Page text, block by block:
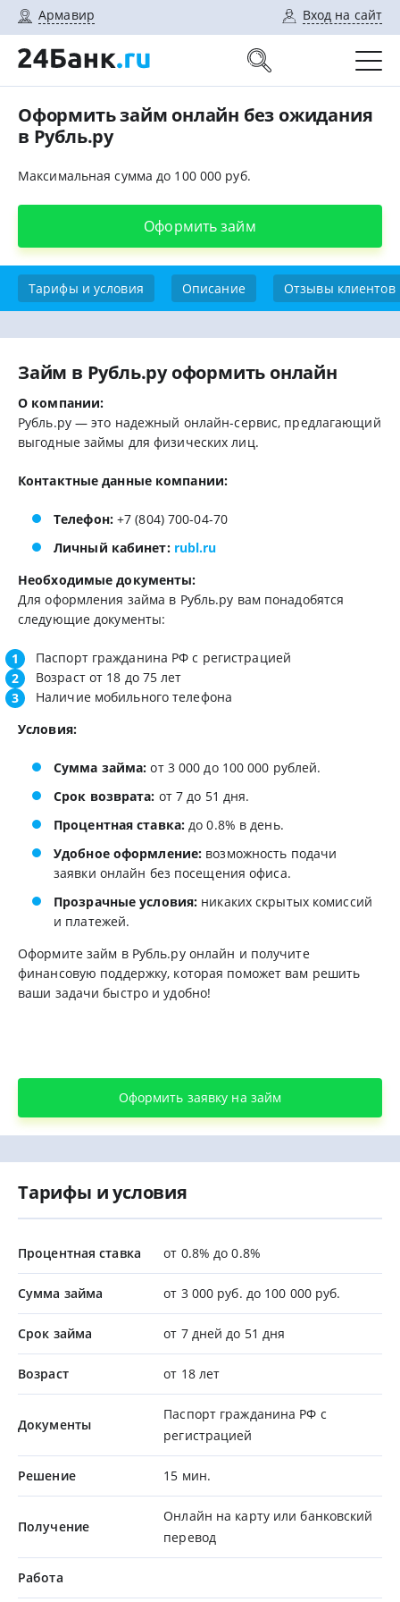
Армавир Вход на сайт
Оформить займ онлайн без ожидания
в Рубль.ру
Максимальная сумма до 100 000 руб.
Оформить займ
Тарифы и условия Описание Отзывы клиентов
Займ в Рубль.ру оформить онлайн
О компании:
Рубль.ру — это надежный онлайн-сервис, предлагающий
выгодные займы для физических лиц.
Контактные данные компании:
Телефон:+7 (804) 700-04-70
Личный кабинет: rubl.ru
Необходимые документы:
Для оформления займа в Рубль.ру вам понадобятся
следующие документы:
Паспорт гражданина РФ с регистрацией
Возраст от 18 до 75 лет
Наличие мобильного телефона
Условия:
Сумма займа: от 3 000 до 100 000 рублей.
Срок возврата: от 7 до 51 дня.
Процентная ставка: до 0.8% в день.
Удобное оформление: возможность подачи
заявки онлайн без посещения офиса.
Прозрачные условия: никаких скрытых комиссий
и платежей.
Оформите займ в Рубль.ру онлайн и получите
финансовую поддержку, которая поможет вам решить
ваши задачи быстро и удобно!
Оформить заявку на займ
Тарифы и условия
Процентная ставка от 0.8% до 0.8%
Сумма займа от 3 000 руб. до 100 000 руб.
Срок займа от 7 дней до 51 дня
Возраст от 18 лет
Документы
Паспорт гражданина РФ с
регистрацией
Решение 15 мин.
Получение
Онлайн на карту или банковский
перевод
Работа